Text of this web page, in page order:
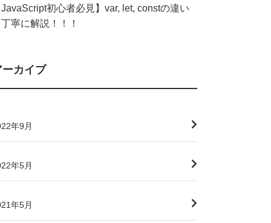
JavaScript初心者必見】var, let, constの違い
丁寧に解説！！！
ーカイブ
年9月
年5月
年5月